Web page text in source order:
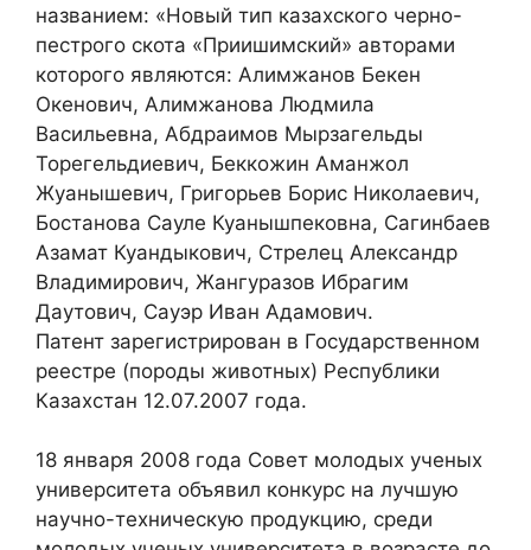
названием: «Новый тип казахского черно-
пестрого скота «Приишимский» авторами
которого являются: Алимжанов Бекен
Окенович, Алимжанова Людмила
Васильевна, Абдраимов Мырзагельды
Торегельдиевич, Беккожин Аманжол
Жуанышевич, Григорьев Борис Николаевич,
Бостанова Сауле Куанышпековна, Сагинбаев
Азамат Куандыкович, Стрелец Александр
Владимирович, Жангуразов Ибрагим
Даутович, Сауэр Иван Адамович.
Патент зарегистрирован в Государственном
реестре (породы животных) Республики
Казахстан 12.07.2007 года.
18 января 2008 года Совет молодых ученых
университета объявил конкурс на лучшую
научно-техническую продукцию, среди